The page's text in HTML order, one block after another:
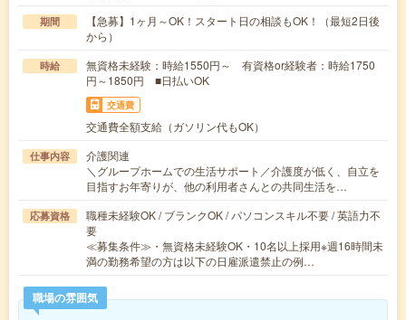
期間
【急募】1ヶ月～OK！スタート日の相談もOK！（最短2日後
から）
時給
無資格未経験：時給1550円～ 有資格or経験者：時給1750
円～1850円 ■日払いOK
交通費
交通費全額支給（ガソリン代もOK）
仕事内容
介護関連
＼グループホームでの生活サポート／介護度が低く、自立を
目指すお年寄りが、他の利用者さんとの共同生活を…
応募資格
職種未経験OK / ブランクOK / パソコンスキル不要 / 英語力不
要
≪募集条件≫・無資格未経験OK・10名以上採用※週16時間未
満の勤務希望の方は以下の日雇派遣禁止の例…
職場の雰囲気